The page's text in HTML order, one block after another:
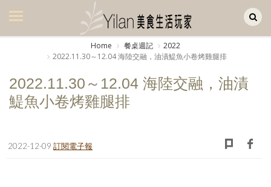
美食集
廚房集
旅遊集
Home 餐桌週記
2022
2022.11.30～12.04 海陸交融，油漬鯷魚小卷烤雞腿排
2022.11.30～12.04 海陸交融，油漬
鯷魚小卷烤雞腿排
2022-12-09 訂閱電子報